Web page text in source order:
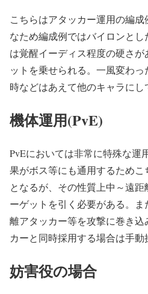
こちらはアタッカー運用の編
なため編成例ではバイロンと
は覚醒イーディス程度の硬さ
ットを乗せられる。一風変わ
時などはあえて他のキャラにし
機体運用(PvE)
PvEにおいては非常に特殊な運
果がボス等にも通用するため
となるが、その性質上中～遠
ーゲットを引く必要がある。
離アタッカー等を攻撃に巻き
カーと同時採用する場合は手動
妨害役の場合